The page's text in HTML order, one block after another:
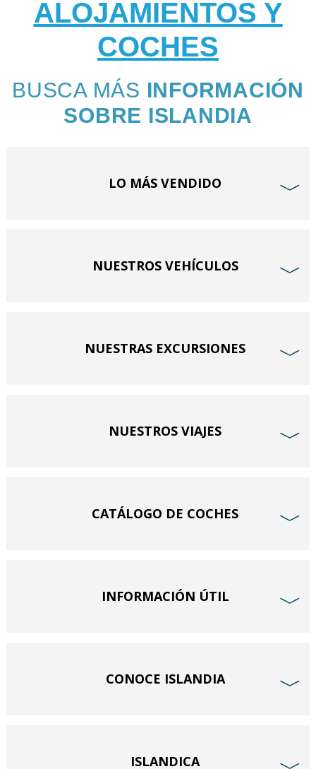
BUSCA MÁS INFORMACIÓN
SOBRE ISLANDIA
LO MÁS VENDIDO ﹀
NUESTROS VEHÍCULOS ﹀
NUESTRAS EXCURSIONES ﹀
NUESTROS VIAJES ﹀
CATÁLOGO DE COCHES ﹀
INFORMACIÓN ÚTIL ﹀
CONOCE ISLANDIA ﹀
ISLANDICA